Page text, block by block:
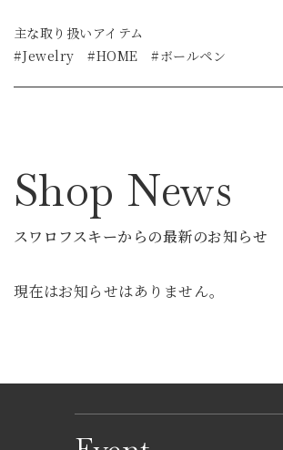
主な取り扱いアイテム
#Jewelry #HOME #ボールペン
Shop News
スワロフスキーからの最新のお知らせ
現在はお知らせはありません。